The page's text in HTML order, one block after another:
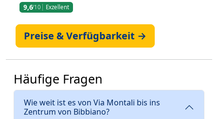
9,6/10 Exzellent
Preise & Verfügbarkeit →
Häufige Fragen
Wie weit ist es von Via Montali bis ins
Zentrum von Bibbiano?